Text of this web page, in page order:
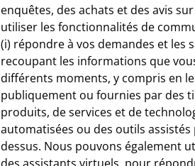
enquêtes, des achats et des avis
utiliser les fonctionnalités de
(i) répondre à vos demandes et les
recoupant les informations que
différents moments, y compris en
publiquement ou fournies par des
produits, de services et de
automatisées ou des outils
dessus. Nous pouvons également